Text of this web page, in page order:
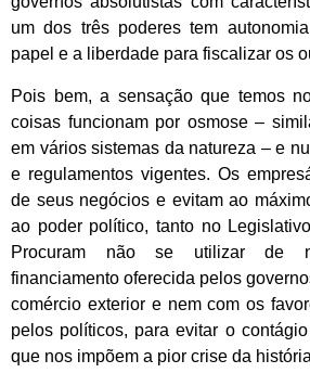
um dos três poderes tem
papel e a liberdade para fiscalizar os
Pois bem, a sensação que temos
coisas funcionam por osmose –
em vários sistemas da natureza – e
e regulamentos vigentes. Os
de seus negócios e evitam ao
ao poder político, tanto no
Procuram não se utilizar de
financiamento oferecida pelos
comércio exterior e nem com os
pelos políticos, para evitar o
que nos impõem a pior crise da